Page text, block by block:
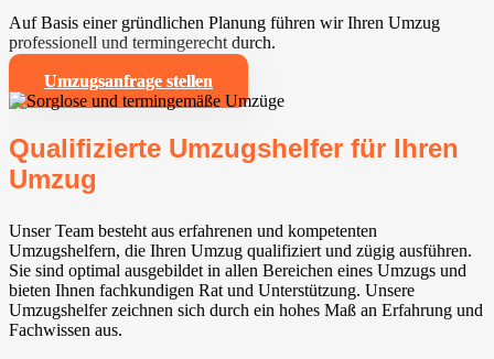
Auf Basis einer gründlichen Planung führen wir Ihren Umzug
professionell und termingerecht durch.
Umzugsanfrage stellen
Qualifizierte Umzugshelfer für Ihren
Umzug
Unser Team besteht aus erfahrenen und kompetenten
Umzugshelfern, die Ihren Umzug qualifiziert und zügig ausführen.
Sie sind optimal ausgebildet in allen Bereichen eines Umzugs und
bieten Ihnen fachkundigen Rat und Unterstützung. Unsere
Umzugshelfer zeichnen sich durch ein hohes Maß an Erfahrung und
Fachwissen aus.